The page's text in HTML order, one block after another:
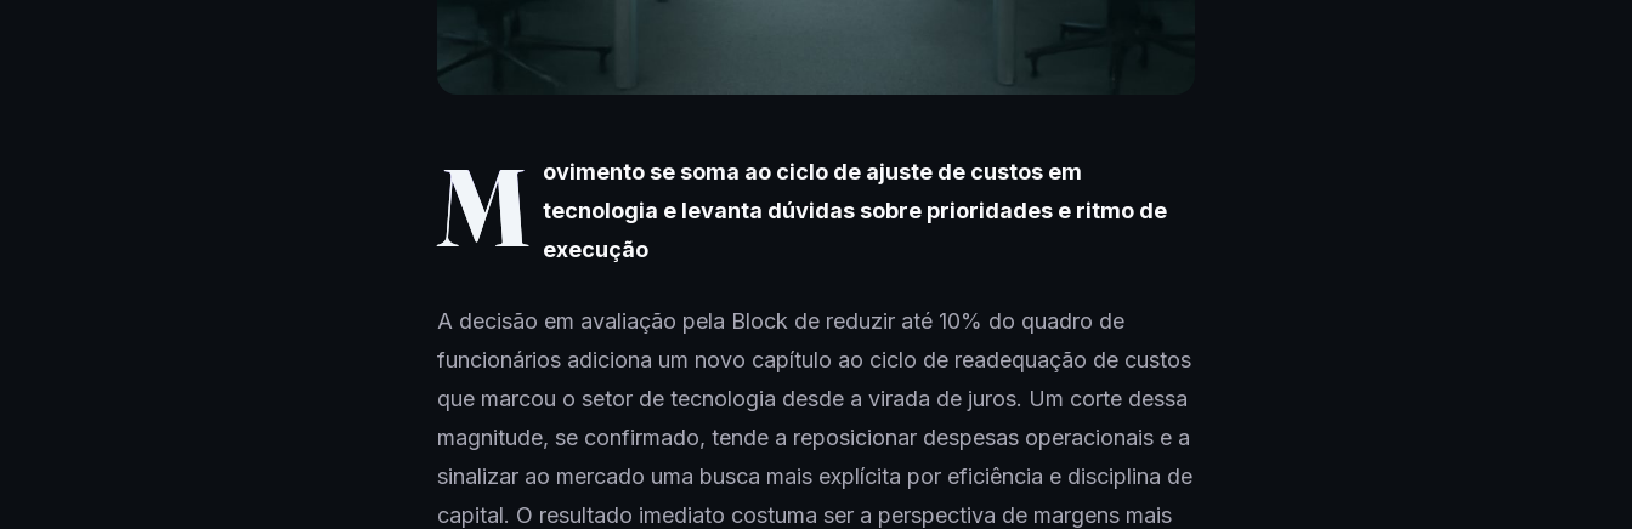
M ovimento se soma ao ciclo de ajuste de custos em
tecnologia e levanta dúvidas sobre prioridades e ritmo de
execução
A decisão em avaliação pela Block de reduzir até 10% do quadro de
funcionários adiciona um novo capítulo ao ciclo de readequação de custos
que marcou o setor de tecnologia desde a virada de juros. Um corte dessa
magnitude, se confirmado, tende a reposicionar despesas operacionais e a
sinalizar ao mercado uma busca mais explícita por eficiência e disciplina de
capital. O resultado imediato costuma ser a perspectiva de margens mais